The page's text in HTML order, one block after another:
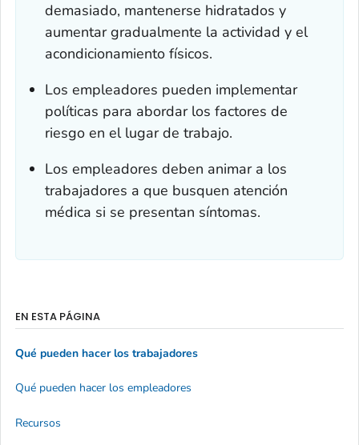
demasiado, mantenerse hidratados y
aumentar gradualmente la actividad y el
acondicionamiento físicos.
Los empleadores pueden implementar
políticas para abordar los factores de
riesgo en el lugar de trabajo.
Los empleadores deben animar a los
trabajadores a que busquen atención
médica si se presentan síntomas.
EN ESTA PÁGINA
Qué pueden hacer los trabajadores
Qué pueden hacer los empleadores
Recursos